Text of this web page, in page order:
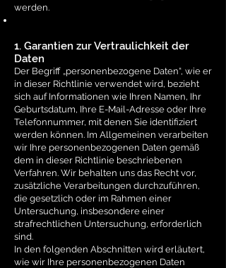
werden.
1. Garantien zur Vertraulichkeit der
Daten
Der Begriff „personenbezogene Daten“, wie er
in dieser Richtlinie verwendet wird, bezieht
sich auf Informationen wie Ihren Namen, Ihr
Geburtsdatum, Ihre E-Mail-Adresse oder Ihre
Telefonnummer, mit denen Sie identifiziert
werden können. Im Allgemeinen verarbeiten
wir Ihre personenbezogenen Daten gemäß
dem in dieser Richtlinie beschriebenen
Verfahren. Wir behalten uns das Recht vor,
zusätzliche Verarbeitungen durchzuführen,
die gesetzlich oder im Rahmen einer
Untersuchung, insbesondere einer
strafrechtlichen Untersuchung, erforderlich
sind.
In den folgenden Abschnitten wird erläutert,
wie wir Ihre personenbezogenen Daten